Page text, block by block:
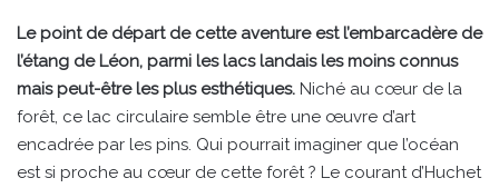
Le point de départ de cette aventure est l’embarcadère de
l’étang de Léon, parmi les lacs landais les moins connus
mais peut-être les plus esthétiques. Niché au cœur de la
forêt, ce lac circulaire semble être une œuvre d’art
encadrée par les pins. Qui pourrait imaginer que l’océan
est si proche au cœur de cette forêt ? Le courant d’Huchet